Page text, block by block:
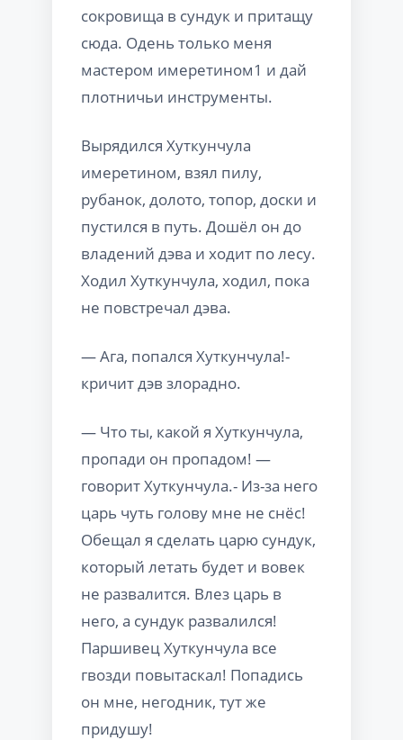
сокровища в сундук и притащу
сюда. Одень только меня
мастером имеретином1 и дай
плотничьи инструменты.
Вырядился Хуткунчула
имеретином, взял пилу,
рубанок, долото, топор, доски и
пустился в путь. Дошёл он до
владений дэва и ходит по лесу.
Ходил Хуткунчула, ходил, пока
не повстречал дэва.
— Ага, попался Хуткунчула!-
кричит дэв злорадно.
— Что ты, какой я Хуткунчула,
пропади он пропадом! —
говорит Хуткунчула.- Из-за него
царь чуть голову мне не снёс!
Обещал я сделать царю сундук,
который летать будет и вовек
не развалится. Влез царь в
него, а сундук развалился!
Паршивец Хуткунчула все
гвозди повытаскал! Попадись
он мне, негодник, тут же
придушу!